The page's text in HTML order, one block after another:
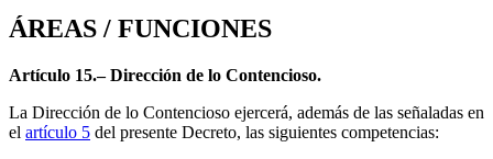
ÁREAS / FUNCIONES
Artículo 15.– Dirección de lo Contencioso.
La Dirección de lo Contencioso ejercerá, además de las señaladas en
el artículo 5 del presente Decreto, las siguientes competencias: